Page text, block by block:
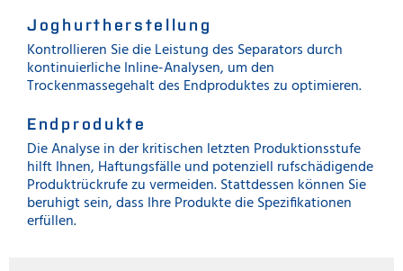
Joghurtherstellung
Kontrollieren Sie die Leistung des Separators durch
kontinuierliche Inline-Analysen, um den
Trockenmassegehalt des Endproduktes zu optimieren.
Endprodukte
Die Analyse in der kritischen letzten Produktionsstufe
hilft Ihnen, Haftungsfälle und potenziell rufschädigende
Produktrückrufe zu vermeiden. Stattdessen können Sie
beruhigt sein, dass Ihre Produkte die Spezifikationen
erfüllen.